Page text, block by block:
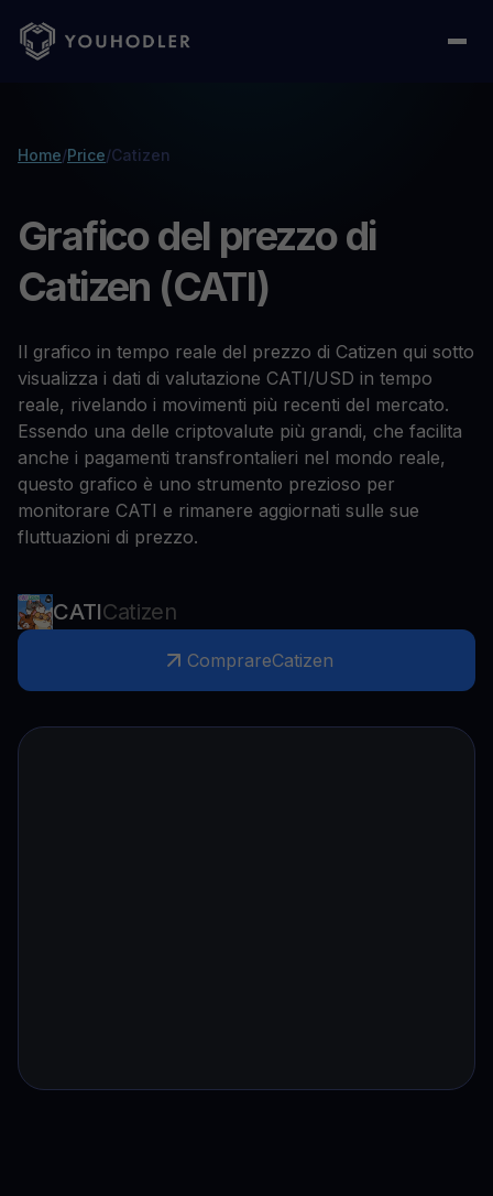
Home/Price/Catizen
Grafico del prezzo di
Catizen (CATI)
Il grafico in tempo reale del prezzo di Catizen qui sotto
visualizza i dati di valutazione CATI/USD in tempo
reale, rivelando i movimenti più recenti del mercato.
Essendo una delle criptovalute più grandi, che facilita
anche i pagamenti transfrontalieri nel mondo reale,
questo grafico è uno strumento prezioso per
monitorare CATI e rimanere aggiornati sulle sue
fluttuazioni di prezzo.
CATICatizen
ComprareCatizen